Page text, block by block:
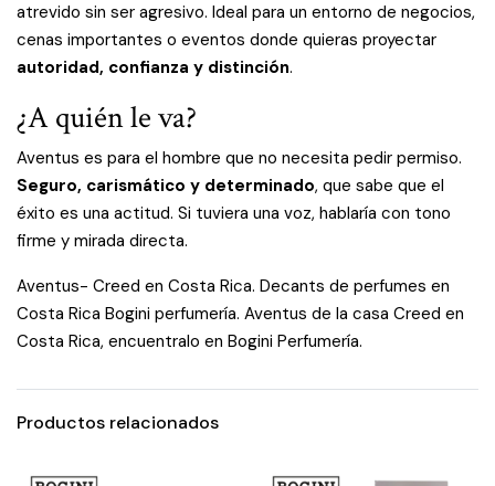
atrevido sin ser agresivo. Ideal para un entorno de negocios,
cenas importantes o eventos donde quieras proyectar
autoridad, confianza y distinción.
¿A quién le va?
Aventus es para el hombre que no necesita pedir permiso.
Seguro, carismático y determinado, que sabe que el
éxito es una actitud. Si tuviera una voz, hablaría con tono
firme y mirada directa.
Aventus- Creed en Costa Rica. Decants de perfumes en
Costa Rica Bogini perfumería. Aventus de la casa Creed en
Costa Rica, encuentralo en Bogini Perfumería.
Productos relacionados